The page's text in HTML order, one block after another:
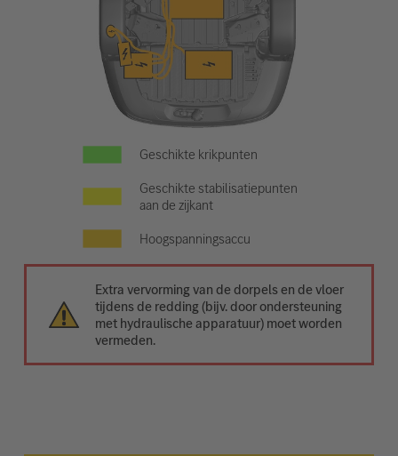
Geschikte krikpunten
Geschikte stabilisatiepunten
aan de zijkant
Hoogspanningsaccu
Extra vervorming van de dorpels en de vloer
tijdens de redding (bijv. door ondersteuning
met hydraulische apparatuur) moet worden
vermeden.